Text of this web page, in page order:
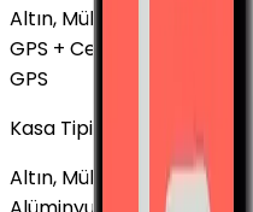
Altın, Mükemmel, Titanyum
GPS + Cellular
GPS
Kasa Tipi
Altın, Mükemmel, Cellular